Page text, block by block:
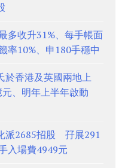
多收升31%、每手帳面
10%、申180手穩中
於香港及英國兩地上
、明年上半年啟動
派2685招股 孖展291
入場費4949元